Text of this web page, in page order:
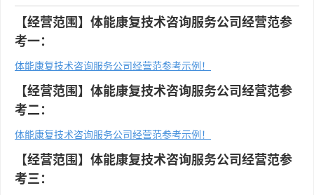
【经营范围】体能康复技术咨询服务公司经营范参
考一：
体能康复技术咨询服务公司经营范参考示例！
【经营范围】体能康复技术咨询服务公司经营范参
考二：
体能康复技术咨询服务公司经营范参考示例！
【经营范围】体能康复技术咨询服务公司经营范参
考三：